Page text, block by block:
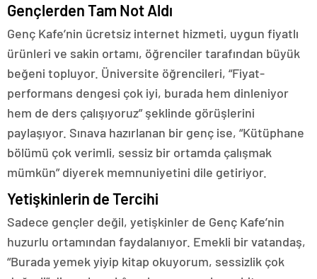
Gençlerden Tam Not Aldı
Genç Kafe’nin ücretsiz internet hizmeti, uygun fiyatlı
ürünleri ve sakin ortamı, öğrenciler tarafından büyük
beğeni topluyor. Üniversite öğrencileri, “Fiyat-
performans dengesi çok iyi, burada hem dinleniyor
hem de ders çalışıyoruz” şeklinde görüşlerini
paylaşıyor. Sınava hazırlanan bir genç ise, “Kütüphane
bölümü çok verimli, sessiz bir ortamda çalışmak
mümkün” diyerek memnuniyetini dile getiriyor.
Yetişkinlerin de Tercihi
Sadece gençler değil, yetişkinler de Genç Kafe’nin
huzurlu ortamından faydalanıyor. Emekli bir vatandaş,
“Burada yemek yiyip kitap okuyorum, sessizlik çok